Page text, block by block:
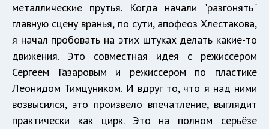
металлические прутья. Когда начали "разгонять"
главную сцену вранья, по сути, апофеоз Хлестакова,
я начал пробовать на этих штуках делать какие-то
движения. Это совместная идея с режиссером
Сергеем Газаровым и режиссером по пластике
Леонидом Тимцуником. И вдруг то, что я над ними
возвысился, это произвело впечатление, выглядит
практически как цирк. Это на полном серьёзе